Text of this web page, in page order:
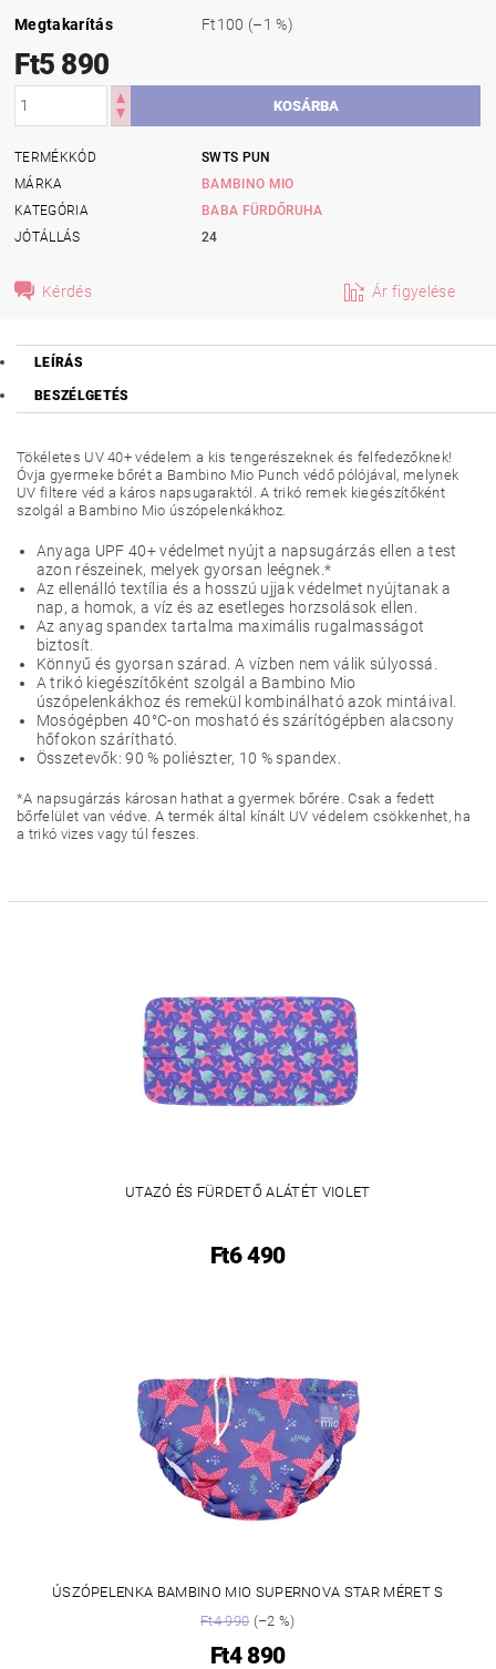
Megtakarítás
Ft100 (–1 %)
Ft5 890
TERMÉKKÓD
SWTS PUN
MÁRKA
BAMBINO MIO
KATEGÓRIA
BABA FÜRDŐRUHA
JÓTÁLLÁS
24
Kérdés Ár figyelése
LEÍRÁS
BESZÉLGETÉS
Tökéletes UV 40+ védelem a kis tengerészeknek és felfedezőknek!
Óvja gyermeke bőrét a Bambino Mio Punch védő pólójával, melynek
UV filtere véd a káros napsugaraktól. A trikó remek kiegészítőként
szolgál a Bambino Mio úszópelenkákhoz.
Anyaga UPF 40+ védelmet nyújt a napsugárzás ellen a test
azon részeinek, melyek gyorsan leégnek.*
Az ellenálló textília és a hosszú ujjak védelmet nyújtanak a
nap, a homok, a víz és az esetleges horzsolások ellen.
Az anyag spandex tartalma maximális rugalmasságot
biztosít.
Könnyű és gyorsan szárad. A vízben nem válik súlyossá.
A trikó kiegészítőként szolgál a Bambino Mio
úszópelenkákhoz és remekül kombinálható azok mintáival.
Mosógépben 40°C-on mosható és szárítógépben alacsony
hőfokon szárítható.
Összetevők: 90 % poliészter, 10 % spandex.
*A napsugárzás károsan hathat a gyermek bőrére. Csak a fedett
bőrfelület van védve. A termék által kínált UV védelem csökkenhet, ha
a trikó vizes vagy túl feszes.
UTAZÓ ÉS FÜRDETŐ ALÁTÉT VIOLET
Ft6 490
ÚSZÓPELENKA BAMBINO MIO SUPERNOVA STAR MÉRET S
Ft4 990(–2 %)
Ft4 890